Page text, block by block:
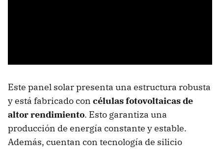
Este panel solar presenta una estructura robusta
y está fabricado con células fotovoltaicas de
altor rendimiento. Esto garantiza una
producción de energía constante y estable.
Además, cuentan con tecnología de silicio